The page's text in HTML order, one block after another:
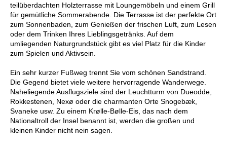
teilüberdachten Holzterrasse mit Loungemöbeln und einem Grill
für gemütliche Sommerabende. Die Terrasse ist der perfekte Ort
zum Sonnenbaden, zum Genießen der frischen Luft, zum Lesen
oder dem Trinken Ihres Lieblingsgetränks. Auf dem
umliegenden Naturgrundstück gibt es viel Platz für die Kinder
zum Spielen und Aktivsein.
Ein sehr kurzer Fußweg trennt Sie vom schönen Sandstrand.
Die Gegend bietet viele weitere hervorragende Wanderwege.
Naheliegende Ausflugsziele sind der Leuchtturm von Dueodde,
Rokkestenen, Nexø oder die charmanten Orte Snogebæk,
Svaneke usw. Zu einem Krølle-Bølle-Eis, das nach dem
Nationaltroll der Insel benannt ist, werden die großen und
kleinen Kinder nicht nein sagen.